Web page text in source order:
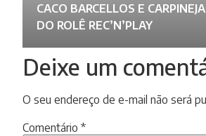
CACO BARCELLOS E
DO ROLÊ REC’N’PLAY
Deixe um
O seu endereço de e-mail não será
Comentário *